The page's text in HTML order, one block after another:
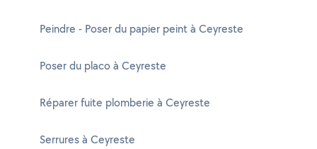
Peindre - Poser du papier peint à Ceyreste
Poser du placo à Ceyreste
Réparer fuite plomberie à Ceyreste
Serrures à Ceyreste